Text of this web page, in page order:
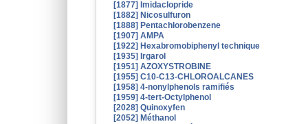
[1877] Imidaclopride
[1882] Nicosulfuron
[1888] Pentachlorobenzene
[1907] AMPA
[1922] Hexabromobiphenyl technique
[1935] Irgarol
[1951] AZOXYSTROBINE
[1955] C10-C13-CHLOROALCANES
[1958] 4-nonylphenols ramifiés
[1959] 4-tert-Octylphenol
[2028] Quinoxyfen
[2052] Méthanol